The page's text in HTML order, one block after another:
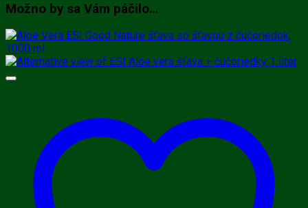
Možno by sa Vám páčilo…